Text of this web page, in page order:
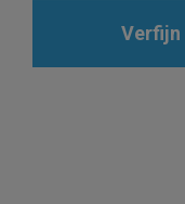
Verfijn